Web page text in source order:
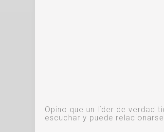
Opino que un líder de verdad
escuchar y puede